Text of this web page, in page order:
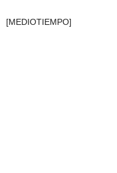
[MEDIOTIEMPO]